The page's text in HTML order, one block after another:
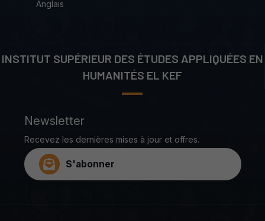
Anglais
INSTITUT SUPÉRIEUR DES ÉTUDES APPLIQUÉES EN
HUMANITÉS EL KEF
Newsletter
Recevez les dernières mises à jour et offres.
S'abonner